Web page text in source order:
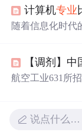
强心理素质训练
法。
计算机专业
随着信息化时代
对比。尽管如此
力，传统工科专
【调剂】
航空工业631所
说点什么…